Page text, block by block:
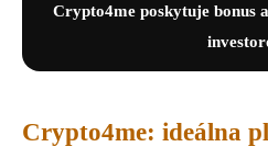
Crypto4me poskytuje bonus
Crypto4me: ideálna